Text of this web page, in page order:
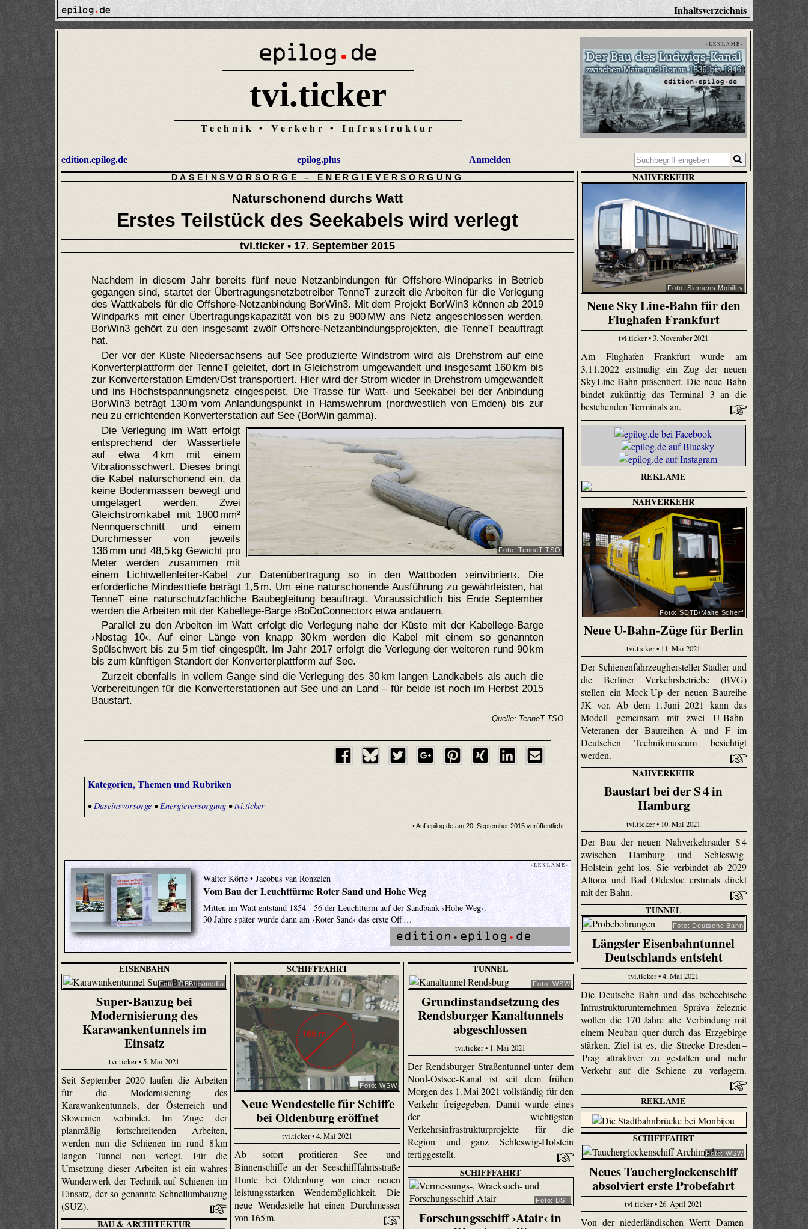
Inhaltsverzeichnis
tvi.ticker
Technik • Verkehr • Infrastruktur
- R E K L A M E -
edition.epilog.de epilog.plus Anmelden
DASEINSVORSORGE – ENERGIEVERSORGUNG
Naturschonend durchs Watt
Erstes Teilstück des Seekabels wird verlegt
tvi.ticker • 17. September 2015
Nachdem in diesem Jahr bereits fünf neue Netzanbindungen für Offshore-Windparks in Betrieb
gegangen sind, startet der Übertragungsnetzbetreiber TenneT zurzeit die Arbeiten für die Verlegung
des Wattkabels für die Offshore-Netzanbindung BorWin3. Mit dem Projekt BorWin3 können ab 2019
Windparks mit einer Übertragungskapazität von bis zu 900 MW ans Netz angeschlossen werden.
BorWin3 gehört zu den insgesamt zwölf Offshore-Netzanbindungsprojekten, die TenneT beauftragt
hat.
Der vor der Küste Niedersachsens auf See produzierte Windstrom wird als Drehstrom auf eine
Konverterplattform der TenneT geleitet, dort in Gleichstrom umgewandelt und insgesamt 160 km bis
zur Konverterstation Emden/Ost transportiert. Hier wird der Strom wieder in Drehstrom umgewandelt
und ins Höchstspannungsnetz eingespeist. Die Trasse für Watt- und Seekabel bei der Anbindung
BorWin3 beträgt 130 m vom Anlandungspunkt in Hamswehrum (nordwestlich von Emden) bis zur
neu zu errichtenden Konverterstation auf See (BorWin gamma).
Foto: TenneT TSO
Die Verlegung im Watt erfolgt
entsprechend der Wassertiefe
auf etwa 4 km mit einem
Vibrationsschwert. Dieses bringt
die Kabel naturschonend ein, da
keine Bodenmassen bewegt und
umgelagert werden. Zwei
Gleichstromkabel mit 1800 mm²
Nennquerschnitt und einem
Durchmesser von jeweils
136 mm und 48,5 kg Gewicht pro
Meter werden zusammen mit
einem Lichtwellenleiter-Kabel zur Datenübertragung so in den Wattboden ›einvibriert‹. Die
erforderliche Mindesttiefe beträgt 1,5 m. Um eine naturschonende Ausführung zu gewährleisten, hat
TenneT eine naturschutzfachliche Baubegleitung beauftragt. Voraussichtlich bis Ende September
werden die Arbeiten mit der Kabellege-Barge ›BoDoConnector‹ etwa andauern.
Parallel zu den Arbeiten im Watt erfolgt die Verlegung nahe der Küste mit der Kabellege-Barge
›Nostag 10‹. Auf einer Länge von knapp 30 km werden die Kabel mit einem so genannten
Spülschwert bis zu 5 m tief eingespült. Im Jahr 2017 erfolgt die Verlegung der weiteren rund 90 km
bis zum künftigen Standort der Konverterplattform auf See.
Zurzeit ebenfalls in vollem Gange sind die Verlegung des 30 km langen Landkabels als auch die
Vorbereitungen für die Konverterstationen auf See und an Land – für beide ist noch im Herbst 2015
Baustart.
Quelle: TenneT TSO
Kategorien, Themen und Rubriken
• Daseinsvorsorge • Energieversorgung •tvi.ticker
• Auf epilog.de am 20. September 2015 veröffentlicht
- R E K L A M E -
Walter Körte • Jacobus van Ronzelen
Vom Bau der Leuchttürme Roter Sand und Hohe Weg
Mitten im Watt entstand 1854 – 56 der Leuchtturm auf der Sandbank ›Hohe Weg‹.
30 Jahre später wurde dann am ›Roter Sand‹ das erste Off …
NAHVERKEHR
Foto: Siemens Mobility
Neue Sky Line-Bahn für den
Flughafen Frankfurt
tvi.ticker • 3. November 2021
Am Flughafen Frankfurt wurde am
3.11.2022 erstmalig ein Zug der neuen
Sky Line-Bahn präsentiert. Die neue Bahn
bindet zukünftig das Terminal 3 an die
bestehenden Terminals an.
REKLAME
NAHVERKEHR
Foto: SDTB/Malte Scherf
Neue U-Bahn-Züge für Berlin
tvi.ticker • 11. Mai 2021
Der Schienenfahrzeughersteller Stadler und
die Berliner Verkehrsbetriebe (BVG)
stellen ein Mock-Up der neuen Baureihe
JK vor. Ab dem 1. Juni 2021 kann das
Modell gemeinsam mit zwei U-Bahn-
Veteranen der Baureihen A und F im
Deutschen Technikmuseum besichtigt
werden.
NAHVERKEHR
Baustart bei der S 4 in
Hamburg
tvi.ticker • 10. Mai 2021
Der Bau der neuen Nahverkehrsader S 4
zwischen Hamburg und Schleswig-
Holstein geht los. Sie verbindet ab 2029
Altona und Bad Oldesloe erstmals direkt
mit der Bahn.
TUNNEL
Foto: Deutsche Bahn
Längster Eisenbahntunnel
Deutschlands entsteht
tvi.ticker • 4. Mai 2021
Die Deutsche Bahn und das tschechische
Infrastrukturunternehmen Správa železnic
wollen die 170 Jahre alte Verbindung mit
einem Neubau quer durch das Erzgebirge
stärken. Ziel ist es, die Strecke Dresden –
Prag attraktiver zu gestalten und mehr
Verkehr auf die Schiene zu verlagern.
EISENBAHN
Foto: ÖBB/evmedia
Super-Bauzug bei
Modernisierung des
Karawankentunnels im
Einsatz
tvi.ticker • 5. Mai 2021
Seit September 2020 laufen die Arbeiten
für die Modernisierung des
Karawankentunnels, der Österreich und
Slowenien verbindet. Im Zuge der
planmäßig fortschreitenden Arbeiten,
werden nun die Schienen im rund 8 km
langen Tunnel neu verlegt. Für die
Umsetzung dieser Arbeiten ist ein wahres
Wunderwerk der Technik auf Schienen im
Einsatz, der so genannte Schnellumbauzug
(SUZ).
SCHIFFFAHRT
Foto: WSW
Neue Wendestelle für Schiffe
bei Oldenburg eröffnet
tvi.ticker • 4. Mai 2021
Ab sofort profitieren See- und
Binnenschiffe an der Seeschifffahrtsstraße
Hunte bei Oldenburg von einer neuen
leistungsstarken Wendemöglichkeit. Die
neue Wendestelle hat einen Durchmesser
von 165 m.
TUNNEL
Foto: WSW
Grundinstandsetzung des
Rendsburger Kanaltunnels
abgeschlossen
tvi.ticker • 1. Mai 2021
Der Rendsburger Straßentunnel unter dem
Nord-Ostsee-Kanal ist seit dem frühen
Morgen des 1. Mai 2021 vollständig für den
Verkehr freigegeben. Damit wurde eines
der wichtigsten
Verkehrsinfrastrukturprojekte für die
Region und ganz Schleswig-Holstein
fertiggestellt.
REKLAME
SCHIFFFAHRT
Foto: WSW
Neues Taucherglockenschiff
absolviert erste Probefahrt
tvi.ticker • 26. April 2021
Von der niederländischen Werft Damen-
SCHIFFFAHRT
Foto: BSH
Forschungsschiff ›Atair‹ in
BAU & ARCHITEKTUR